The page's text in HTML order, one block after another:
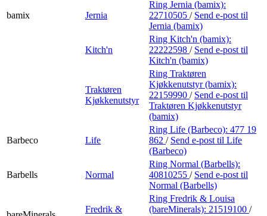
bamix Jernia
Ring Jernia (bamix):
22710505 / Send e-post til
Jernia (bamix)
Kitch'n
Ring Kitch'n (bamix):
22222598 / Send e-post til
Kitch'n (bamix)
Traktøren
Kjøkkenutstyr
Ring Traktøren
Kjøkkenutstyr (bamix):
22159990 / Send e-post til
Traktøren Kjøkkenutstyr
(bamix)
Barbeco Life
Ring Life (Barbeco): 477 19
862 / Send e-post til Life
(Barbeco)
Barbells Normal
Ring Normal (Barbells):
40810255 / Send e-post til
Normal (Barbells)
Fredrik &
Ring Fredrik & Louisa
(bareMinerals): 21519100 /